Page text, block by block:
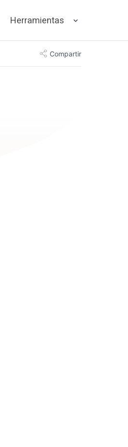
Herramientas
Compartir